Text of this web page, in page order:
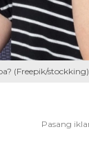
(Freepik/stockking)